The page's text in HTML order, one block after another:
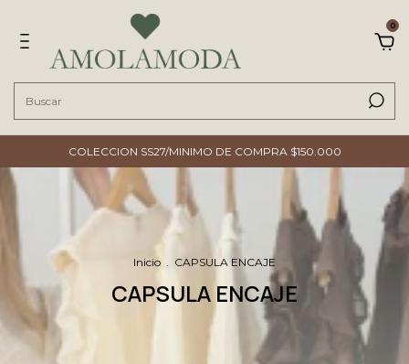
0
COLECCION SS27/MINIMO DE COMPRA $150.000
Inicio . CAPSULA ENCAJE
CAPSULA ENCAJE